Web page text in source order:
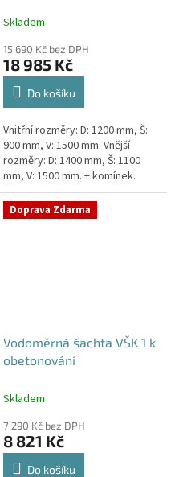
Skladem
15 690 Kč bez DPH
18 985 Kč
Do košíku
Vnitřní rozměry: D: 1200 mm, Š:
900 mm, V: 1500 mm. Vnější
rozměry: D: 1400 mm, Š: 1100
mm, V: 1500 mm. + komínek.
Samonosná vodoměrná šachta -
bez obetonováníStandardní...
Doprava Zdarma
Vodoměrná šachta VŠK 1 k
obetonování
Skladem
7 290 Kč bez DPH
8 821 Kč
Do košíku